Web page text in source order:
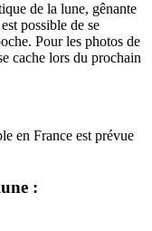
de la lune, gênante
possible de se
Pour les photos de
cache lors du prochain
en France est prévue
: